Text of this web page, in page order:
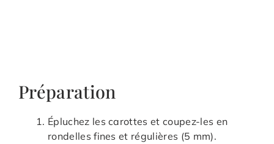
Préparation
Épluchez les carottes et coupez-les en
rondelles fines et régulières (5 mm).